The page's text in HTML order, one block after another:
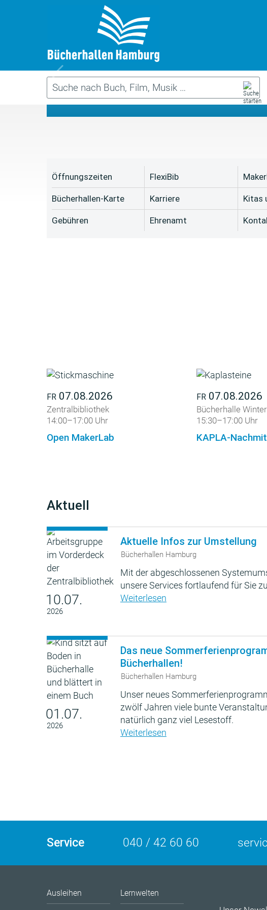
Das
Öffnungszeiten
Bücherhallen-Karte
Gebühren
FlexiBib
Karriere
Ehrenamt
Kitas
FR 07.08.2026
Zentralbibliothek
14:00–17:00 Uhr
Open MakerLab
FR 07.08.2026
Bücherhalle
15:30–17:00 Uhr
KAPLA-
Aktuell
10.07.
2026
Aktuelle Infos zur Umstellung
Bücherhallen Hamburg
Mit der abgeschlossenen
unsere Services fortlaufend für Sie
Weiterlesen
01.07.
2026
Das neue
Bücherhallen!
Bücherhallen Hamburg
Unser neues
zwölf Jahren viele bunte
natürlich ganz viel Lesestoff.
Weiterlesen
Service 040 / 42 60 60
Ausleihen Lernwelten